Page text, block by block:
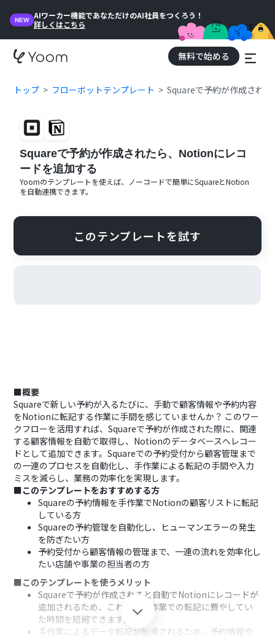
NEW
AIワーカー機能であなただけのAI社員をつくろう！
詳しくはこちら
無料で始める
トップ フローボットテンプレート Squareで予約が作成され
Squareで予約が作成されたら、Notionにレコ
ードを追加する
Yoomのテンプレートを使えば、ノーコードで簡単にSquareとNotion
を自動連携できます。
このテンプレートを試す
■概要
Squareで新しい予約が入るたびに、手動で顧客情報や予約内容
をNotionに転記する作業に手間を感じていませんか？ このワー
クフローを活用すれば、Squareで予約が作成された際に、関連
する顧客情報を自動で取得し、Notionのデータベースへレコー
ドとして追加できます。Squareでの予約受付から顧客管理まで
の一連のプロセスを自動化し、手作業による転記の手間や入力
ミスを減らし、業務の効率化を実現します。
■このテンプレートをおすすめする方
Squareの予約情報を手作業でNotionの顧客リストに転記
している方
Squareの予約管理を自動化し、ヒューマンエラーの発生
を防ぎたい方
予約受付から顧客情報の管理まで、一連の流れを効率化し
たい店舗や事業の担当者の方
■このテンプレートを使うメリット
Squareで予約が作成されると自動でNotionにレコードが
追加されるため、これまで手作業での転記に費やしてい
た時間を短縮できます。
手作業によるデータ転記が削減されるため、予約情報や